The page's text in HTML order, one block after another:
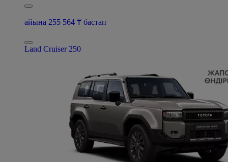
айына 255 564 ₸ бастап
Land Cruiser 250